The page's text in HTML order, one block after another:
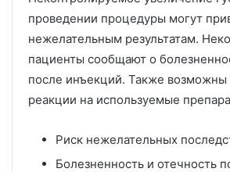
проведении процедуры могут
нежелательным результатам.
пациенты сообщают о
после инъекций. Также возможны
реакции на используемые
Риск нежелательных
Болезненность и отечность